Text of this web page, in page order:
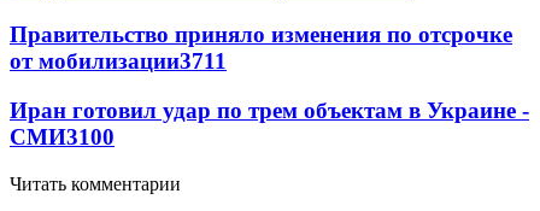
Правительство приняло изменения по отсрочке
от мобилизации3711
Иран готовил удар по трем объектам в Украине -
СМИ3100
Читать комментарии